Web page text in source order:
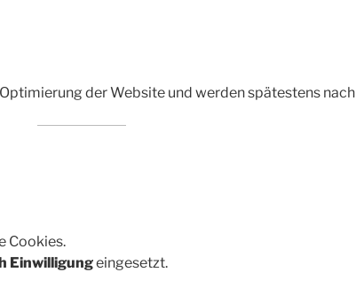
der Website und werden spätestens nach
Cookies.
Einwilligungeingesetzt.